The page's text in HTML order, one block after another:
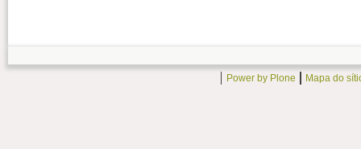
Power by Plone Mapa do